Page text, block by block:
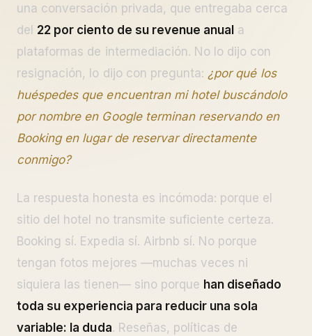
una conversación privada, que entregaba cerca
del 22 por ciento de su revenue anual a
plataformas de intermediación. No lo dijo con
resignación, lo dijo con pregunta: ¿por qué los
huéspedes que encuentran mi hotel buscándolo
por nombre en Google terminan reservando en
Booking en lugar de reservar directamente
conmigo?
La respuesta honesta es incómoda: porque el
sitio del hotel no transmite suficiente certeza.
Booking sí. Expedia sí. Airbnb sí. No porque
tengan fotos mejores —muchas veces ni
siquiera las tienen— sino porque han diseñado
toda su experiencia para reducir una sola
variable: la duda. Reseñas, políticas de